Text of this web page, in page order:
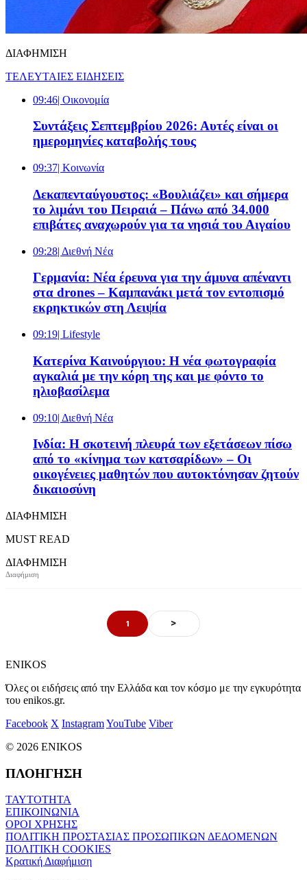
ΔΙΑΦΗΜΙΣΗ
ΤΕΛΕΥΤΑΙΕΣ ΕΙΔΗΣΕΙΣ
09:46| Oικονομία
Συντάξεις Σεπτεμβρίου 2026: Αυτές είναι οι
ημερομηνίες καταβολής τους
09:37| Κοινωνία
Δεκαπενταύγουστος: «Βουλιάζει» και σήμερα
το λιμάνι του Πειραιά – Πάνω από 34.000
επιβάτες αναχωρούν για τα νησιά του Αιγαίου
09:28| Διεθνή Νέα
Γερμανία: Νέα έρευνα για την άμυνα απέναντι
στα drones – Καμπανάκι μετά τον εντοπισμό
εκρηκτικών στη Λειψία
09:19| Lifestyle
Κατερίνα Καινούργιου: Η νέα φωτογραφία
αγκαλιά με την κόρη της και με φόντο το
ηλιοβασίλεμα
09:10| Διεθνή Νέα
Ινδία: Η σκοτεινή πλευρά των εξετάσεων πίσω
από το «κίνημα των κατσαρίδων» – Οι
οικογένειες μαθητών που αυτοκτόνησαν ζητούν
δικαιοσύνη
ΔΙΑΦΗΜΙΣΗ
MUST READ
ΔΙΑΦΗΜΙΣΗ
1 >
ENIKOS
Όλες οι ειδήσεις από την Ελλάδα και τον κόσμο με την εγκυρότητα
του enikos.gr.
Facebook X InstagramYouTube Viber
© 2026 ENIKOS
ΠΛΟΗΓΗΣΗ
ΤΑΥΤΟΤΗΤΑ
ΕΠΙΚΟΙΝΩΝΙΑ
ΟΡΟΙ ΧΡΗΣΗΣ
ΠΟΛΙΤΙΚΗ ΠΡΟΣΤΑΣΙΑΣ ΠΡΟΣΩΠΙΚΩΝ ΔΕΔΟΜΕΝΩΝ
ΠΟΛΙΤΙΚΗ COOKIES
Κρατική Διαφήμιση